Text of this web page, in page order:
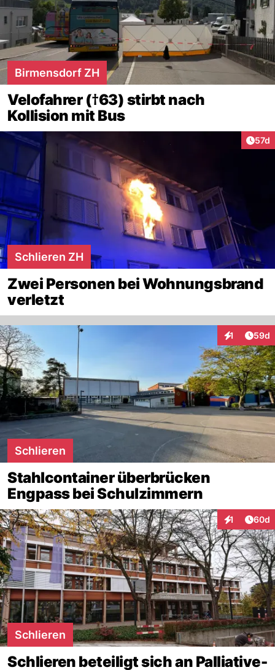
Birmensdorf ZH
Velofahrer (†63) stirbt nach
Kollision mit Bus
57d
Schlieren ZH
Zwei Personen bei Wohnungsbrand
verletzt
1
Interaktionen
59d
Schlieren
Stahlcontainer überbrücken
Engpass bei Schulzimmern
1
Interaktionen
60d
Schlieren
Schlieren beteiligt sich an Palliative-